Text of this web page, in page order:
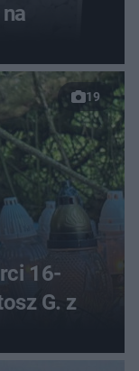
19
16-
G. z